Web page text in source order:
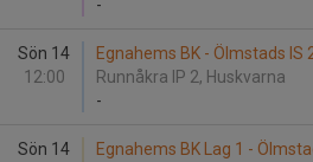
-
Sön 14
12:00
Egnahems BK - Ölmstads IS
Runnåkra IP 2, Huskvarna
-
Sön 14
Egnahems BK Lag 1 -